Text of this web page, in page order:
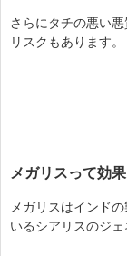
さらにタチの悪い
リスクもあります。
メガリスって効
メガリスはインド
いるシアリスのジェ